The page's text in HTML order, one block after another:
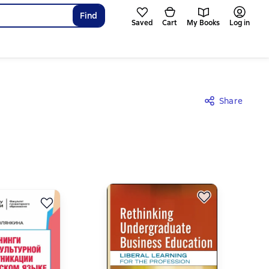
Find
Saved Cart My Books Log in
Share